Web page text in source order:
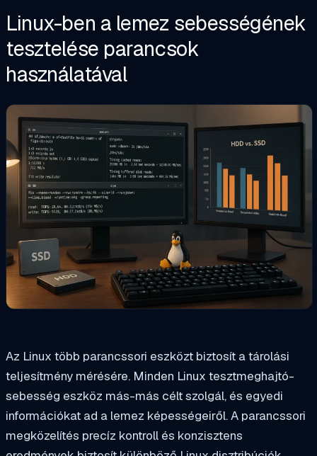
Linux-ben a lemez sebességének
tesztelése parancsok
használatával
Az Linux több parancssori eszközt biztosít a tárolási
teljesítmény mérésére. Minden Linux tesztmeghajtó-
sebesség eszköz más-más célt szolgál, és egyedi
információkat ad a lemez képességeiről. A parancssori
megközelítés precíz kontroll és konzisztens